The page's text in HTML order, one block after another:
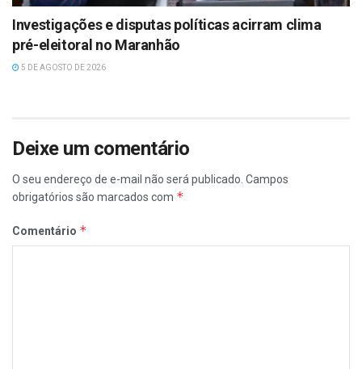
Investigações e disputas políticas acirram clima
pré-eleitoral no Maranhão
5 DE AGOSTO DE 2026
Deixe um comentário
O seu endereço de e-mail não será publicado. Campos
obrigatórios são marcados com *
Comentário *